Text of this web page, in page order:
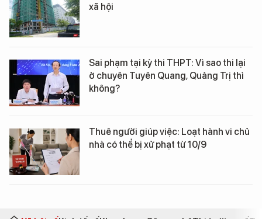
xã hội
Sai phạm tại kỳ thi THPT: Vì sao thi lại
ở chuyên Tuyên Quang, Quảng Trị thì
không?
Thuê người giúp việc: Loạt hành vi chủ
nhà có thể bị xử phạt từ 10/9